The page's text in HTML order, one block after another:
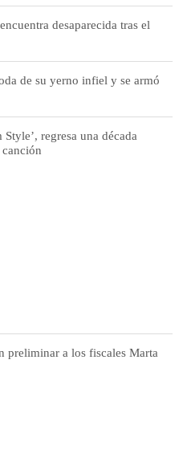
desaparecida tras el
de su yerno infiel y se armó
regresa una década
preliminar a los fiscales Marta